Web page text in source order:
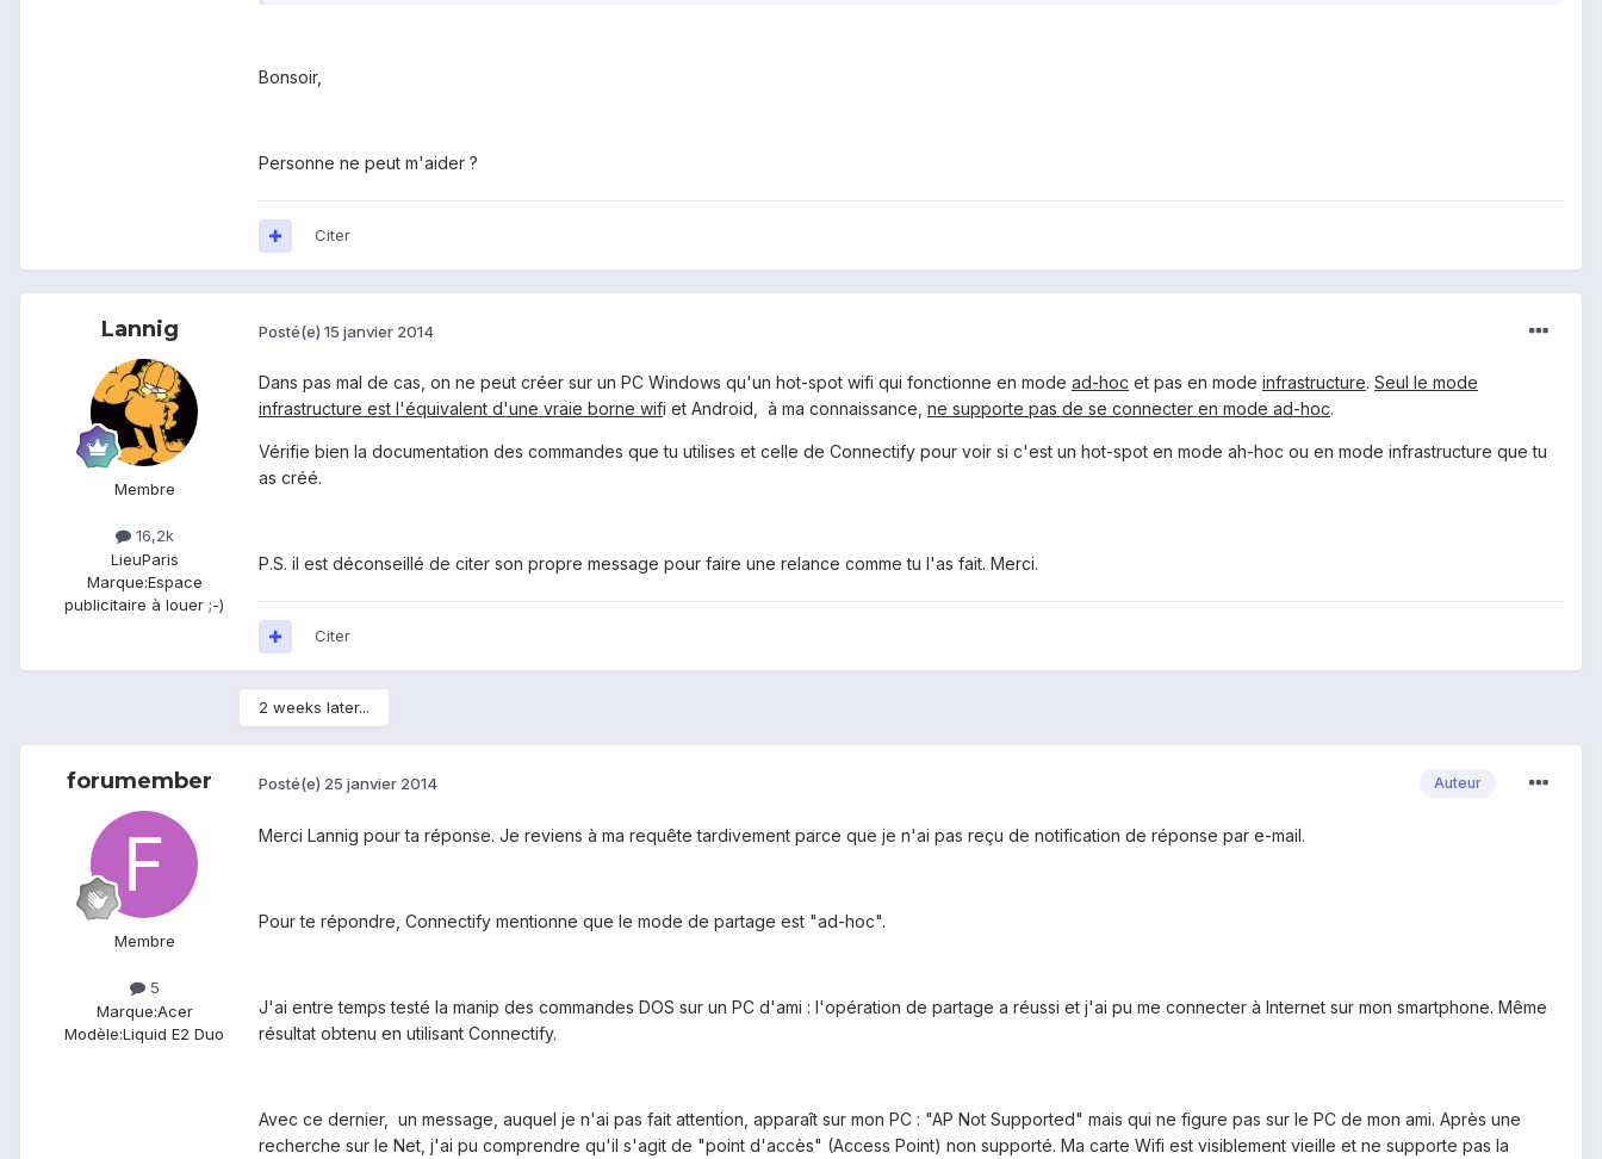
Bonsoir,
Personne ne peut m'aider ?
Citer
Lannig
Membre
16,2k
LieuParis
Marque:Espace
publicitaire à louer ;-)
Posté(e) 15 janvier 2014
Dans pas mal de cas, on ne peut créer sur un PC Windows qu'un hot-spot wifi qui fonctionne en mode ad-hoc et pas en mode infrastructure. Seul le mode
infrastructure est l'équivalent d'une vraie borne wifi et Android, à ma connaissance, ne supporte pas de se connecter en mode ad-hoc.
Vérifie bien la documentation des commandes que tu utilises et celle de Connectify pour voir si c'est un hot-spot en mode ah-hoc ou en mode infrastructure que tu
as créé.
P.S. il est déconseillé de citer son propre message pour faire une relance comme tu l'as fait. Merci.
Citer
2 weeks later...
forumember
Membre
5
Marque:Acer
Modèle:Liquid E2 Duo
Auteur
Posté(e) 25 janvier 2014
Merci Lannig pour ta réponse. Je reviens à ma requête tardivement parce que je n'ai pas reçu de notification de réponse par e-mail.
Pour te répondre, Connectify mentionne que le mode de partage est "ad-hoc".
J'ai entre temps testé la manip des commandes DOS sur un PC d'ami : l'opération de partage a réussi et j'ai pu me connecter à Internet sur mon smartphone. Même
résultat obtenu en utilisant Connectify.
Avec ce dernier, un message, auquel je n'ai pas fait attention, apparaît sur mon PC : "AP Not Supported" mais qui ne figure pas sur le PC de mon ami. Après une
recherche sur le Net, j'ai pu comprendre qu'il s'agit de "point d'accès" (Access Point) non supporté. Ma carte Wifi est visiblement vieille et ne supporte pas la